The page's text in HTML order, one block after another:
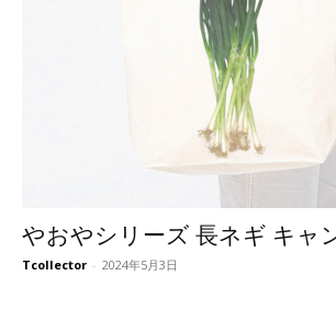
やおやシリーズ 長ネギ キャ
Tcollector - 2024年5月3日